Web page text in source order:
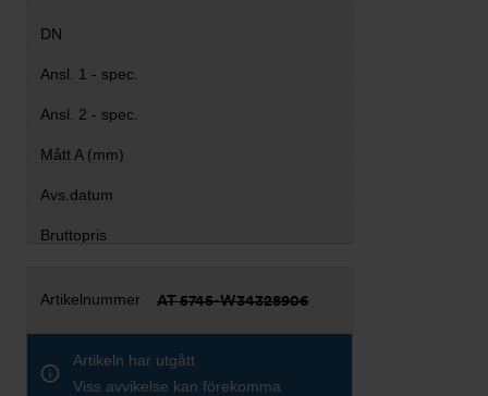
AT 5745-W34328906
Artikeln har utgått
Viss avvikelse kan förekomma